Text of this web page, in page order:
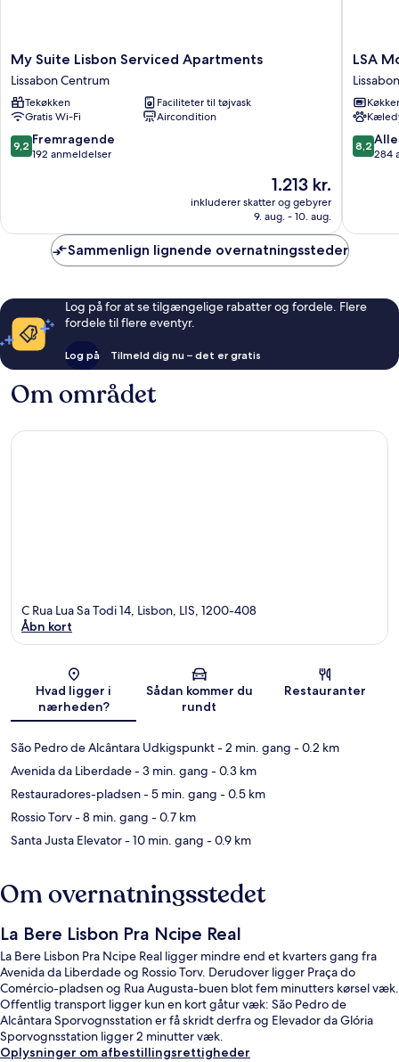
My
Suite
Lisbon
Serviced
Apartments
Lissabon
Centrum
My Suite Lisbon Serviced Apartments
Lissabon Centrum
Tekøkken
Faciliteter til tøjvask
Gratis Wi-Fi
Aircondition
9.2
ud
anmeldelser
9,2 Fremragende
192 anmeldelser
Prisen
1.213 kr.
1.213 kr.
inkluderer skatter og gebyrer
9. aug. - 10. aug.
LSA
by
Numa
Lissabon
LSA
8.2
ud
8,2
284
Sammenlign lignende overnatningssteder
Log på for at se tilgængelige rabatter og fordele. Flere
fordele til flere eventyr.
Log på Tilmeld dig nu – det er gratis
Om området
Kort
C Rua Lua Sa Todi 14, Lisbon, LIS, 1200-408
Åbn kort
Hvad ligger i
nærheden?
Sådan kommer du
rundt
Restauranter
São Pedro de Alcântara Udkigspunkt- 2 min. gang - 0.2 km
Avenida da Liberdade- 3 min. gang - 0.3 km
Restauradores-pladsen- 5 min. gang - 0.5 km
Rossio Torv- 8 min. gang - 0.7 km
Santa Justa Elevator- 10 min. gang - 0.9 km
Om overnatningsstedet
La Bere Lisbon Pra Ncipe Real
La Bere Lisbon Pra Ncipe Real ligger mindre end et kvarters gang fra
Avenida da Liberdade og Rossio Torv. Derudover ligger Praça do
Comércio-pladsen og Rua Augusta-buen blot fem minutters kørsel væk.
Offentlig transport ligger kun en kort gåtur væk: São Pedro de
Alcântara Sporvognsstation er få skridt derfra og Elevador da Glória
Sporvognsstation ligger 2 minutter væk.
Oplysninger om afbestillingsrettigheder